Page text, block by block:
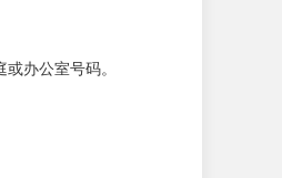
办公室号码。